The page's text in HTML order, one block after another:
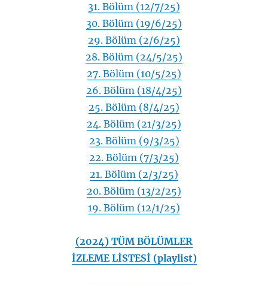
31. Bölüm (12/7/25)
30. Bölüm (19/6/25)
29. Bölüm (2/6/25)
28. Bölüm (24/5/25)
27. Bölüm (10/5/25)
26. Bölüm (18/4/25)
25. Bölüm (8/4/25)
24. Bölüm (21/3/25)
23. Bölüm (9/3/25)
22. Bölüm (7/3/25)
21. Bölüm (2/3/25)
20. Bölüm (13/2/25)
19. Bölüm (12/1/25)
(2024) TÜM BÖLÜMLER
İZLEME LİSTESİ (playlist)